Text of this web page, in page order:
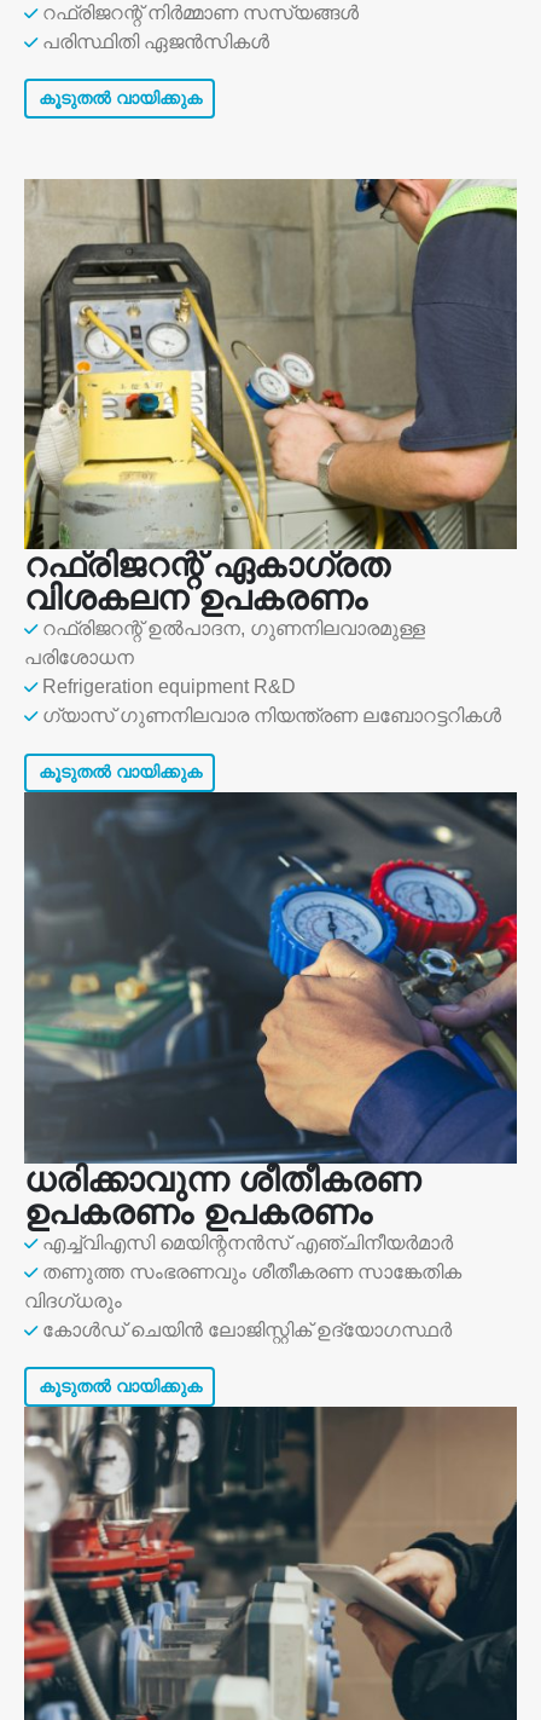
റഫ്രിജറന്റ് നിർമ്മാണ സസ്യങ്ങൾ
പരിസ്ഥിതി ഏജൻസികൾ
കൂടുതൽ വായിക്കുക
റഫ്രിജറന്റ് ഏകാഗ്രത
വിശകലന ഉപകരണം
റഫ്രിജറന്റ് ഉൽപാദന, ഗുണനിലവാരമുള്ള
പരിശോധന
Refrigeration equipment R&D
ഗ്യാസ് ഗുണനിലവാര നിയന്ത്രണ ലബോറട്ടറികൾ
കൂടുതൽ വായിക്കുക
ധരിക്കാവുന്ന ശീതീകരണ
ഉപകരണം ഉപകരണം
എച്ച്വിഎസി മെയിന്റനൻസ് എഞ്ചിനീയർമാർ
തണുത്ത സംഭരണവും ശീതീകരണ സാങ്കേതിക
വിദഗ്ധരും
കോൾഡ് ചെയിൻ ലോജിസ്റ്റിക് ഉദ്യോഗസ്ഥർ
കൂടുതൽ വായിക്കുക